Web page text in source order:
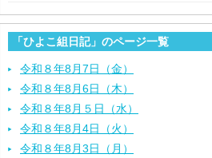
「ひよこ組日記」のページ一覧
令和８年8月7日（金）
令和８年8月6日（木）
令和８年8月５日（水）
令和８年8月4日（火）
令和８年8月3日（月）